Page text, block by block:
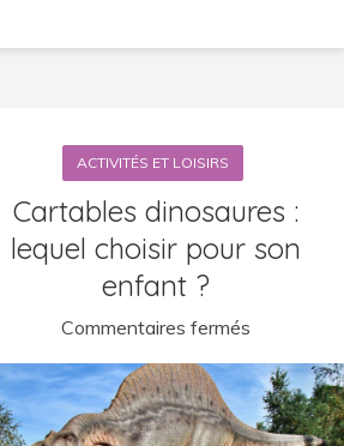
ACTIVITÉS ET LOISIRS
Cartables dinosaures :
lequel choisir pour son
enfant ?
Commentaires fermés
Cartables
dinosaures
: